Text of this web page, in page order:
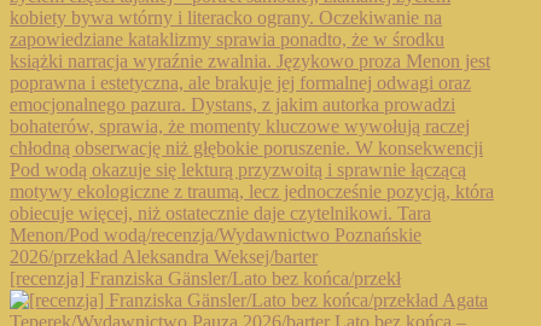
[recenzja] Franziska Gänsler/Lato bez końca/przekł